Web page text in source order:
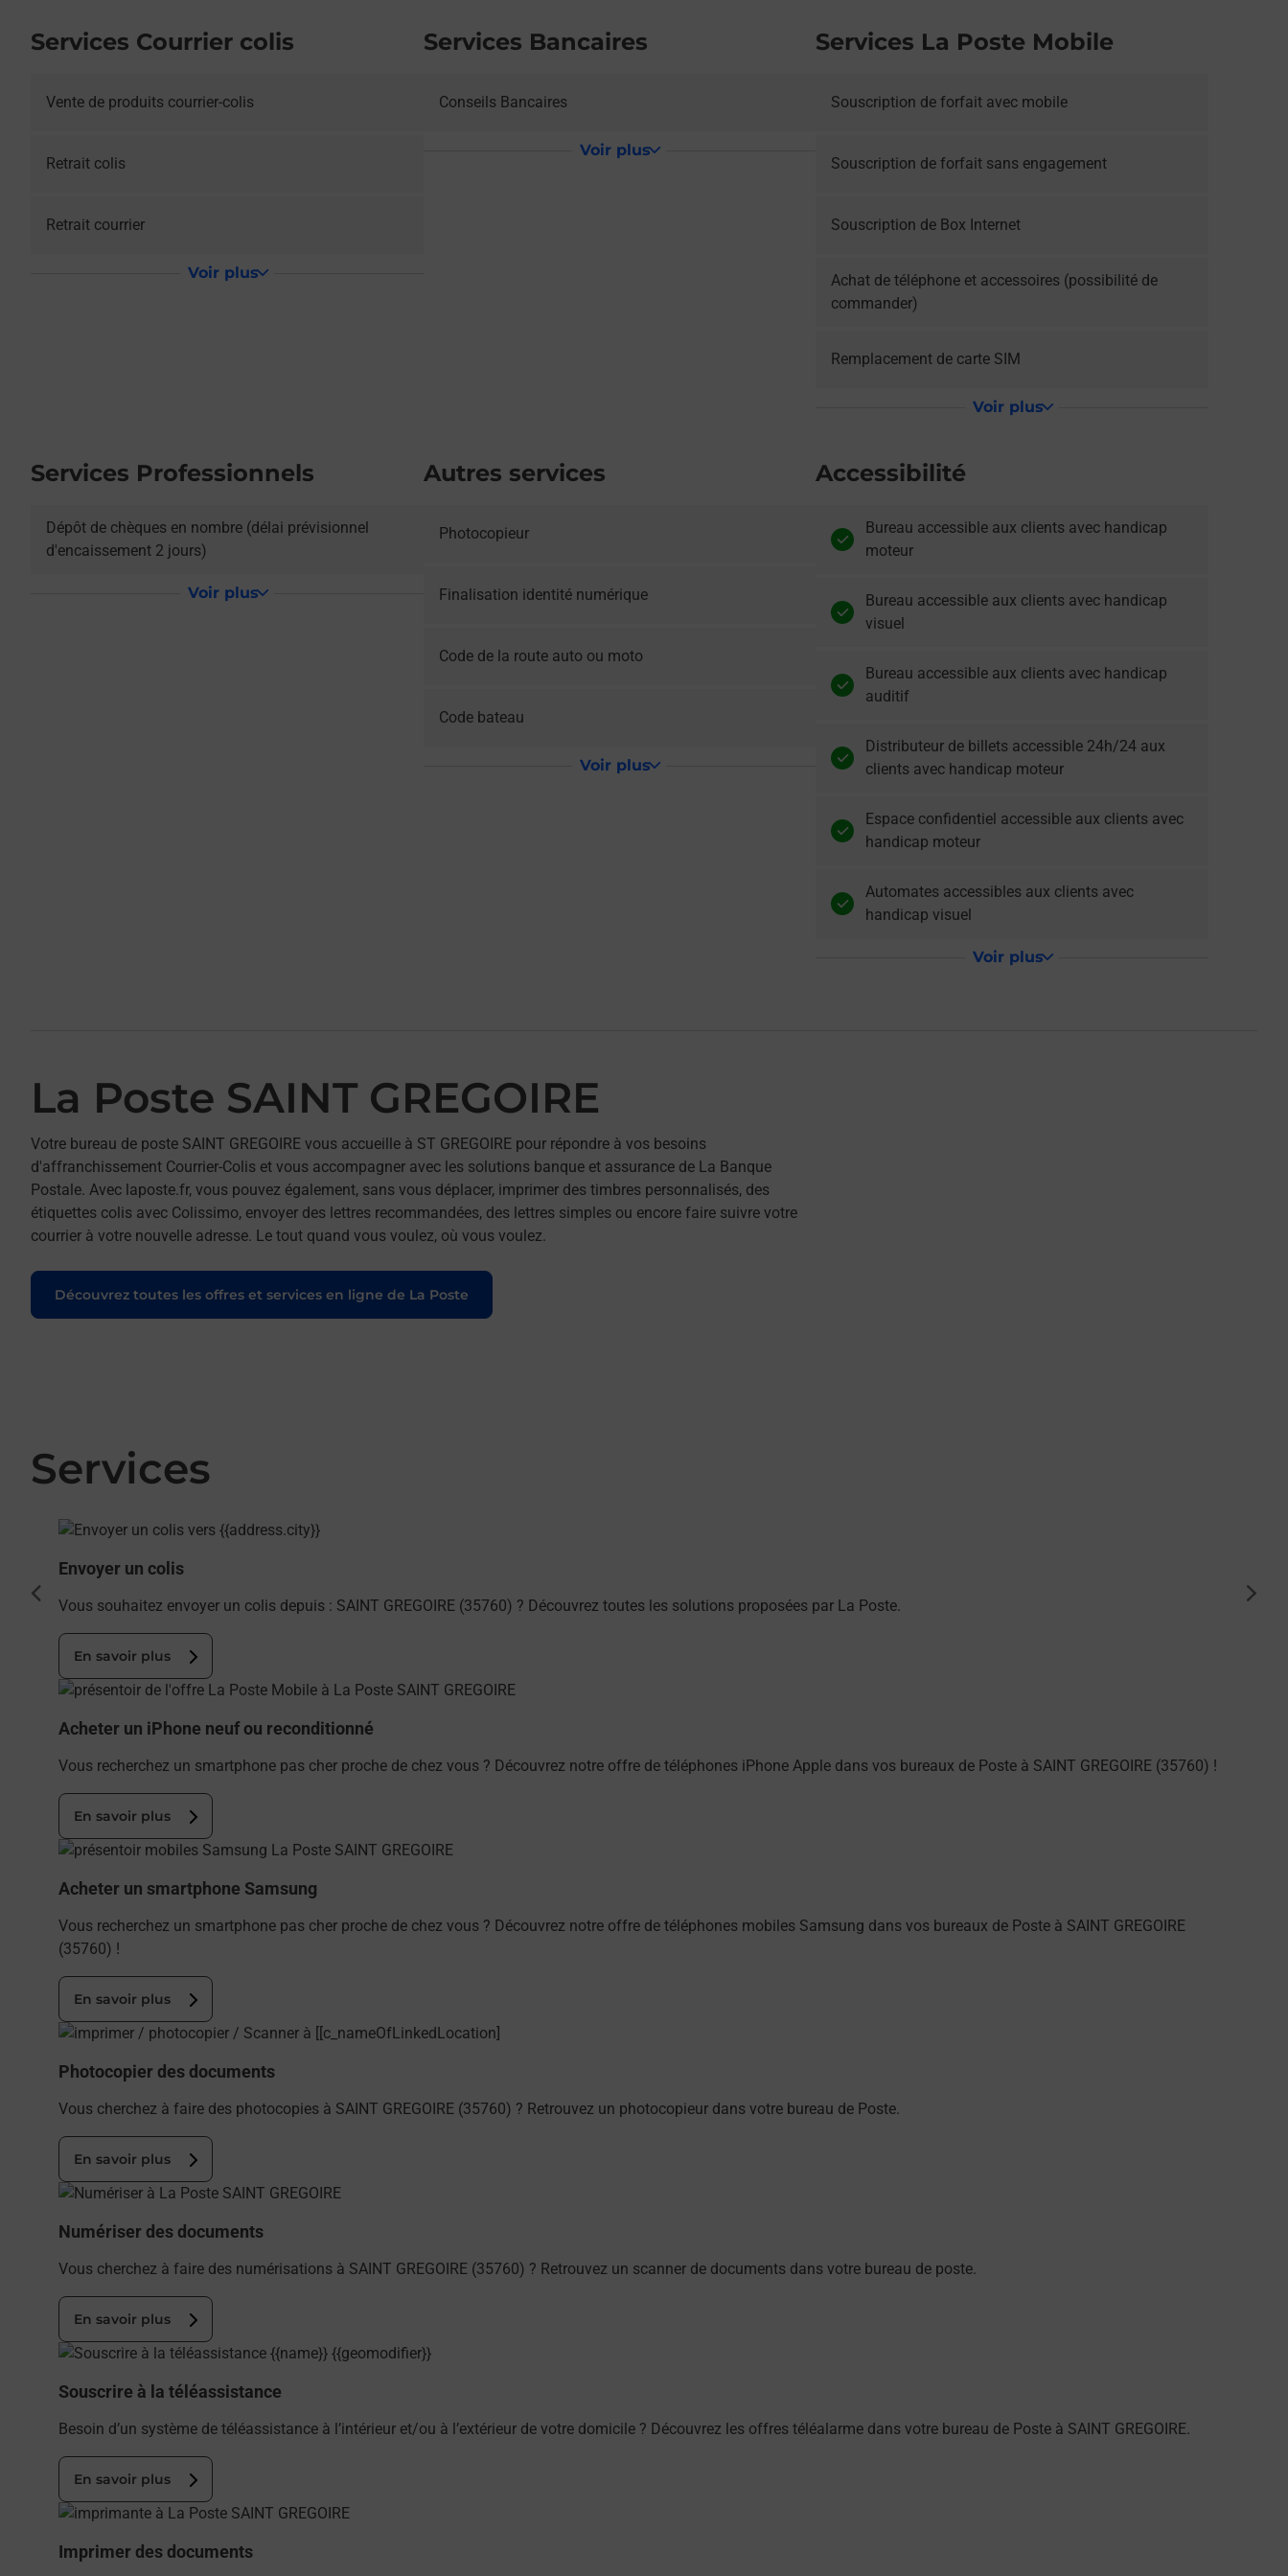
Services Courrier colis
Vente de produits courrier-colis
Retrait colis
Retrait courrier
Voir plus
Services Bancaires
Conseils Bancaires
Voir plus
Services La Poste Mobile
Souscription de forfait avec mobile
Souscription de forfait sans engagement
Souscription de Box Internet
Achat de téléphone et accessoires (possibilité de
commander)
Remplacement de carte SIM
Voir plus
Services Professionnels
Dépôt de chèques en nombre (délai prévisionnel
d'encaissement 2 jours)
Voir plus
Autres services
Photocopieur
Finalisation identité numérique
Code de la route auto ou moto
Code bateau
Voir plus
Accessibilité
Bureau accessible aux clients avec handicap
moteur
Bureau accessible aux clients avec handicap
visuel
Bureau accessible aux clients avec handicap
auditif
Distributeur de billets accessible 24h/24 aux
clients avec handicap moteur
Espace confidentiel accessible aux clients avec
handicap moteur
Automates accessibles aux clients avec
handicap visuel
Voir plus
La Poste SAINT GREGOIRE
Votre bureau de poste SAINT GREGOIRE vous accueille à ST GREGOIRE pour répondre à vos besoins
d'affranchissement Courrier-Colis et vous accompagner avec les solutions banque et assurance de La Banque
Postale. Avec laposte.fr, vous pouvez également, sans vous déplacer, imprimer des timbres personnalisés, des
étiquettes colis avec Colissimo, envoyer des lettres recommandées, des lettres simples ou encore faire suivre votre
courrier à votre nouvelle adresse. Le tout quand vous voulez, où vous voulez.
Découvrez toutes les offres et services en ligne de La Poste
Services
En savoir plus
Envoyer un colis
Vous souhaitez envoyer un colis depuis : SAINT GREGOIRE (35760) ? Découvrez toutes les solutions proposées par La Poste.
En savoir plus
En savoir plus
Acheter un iPhone neuf ou reconditionné
Vous recherchez un smartphone pas cher proche de chez vous ? Découvrez notre offre de téléphones iPhone Apple dans vos bureaux de Poste à SAINT GREGOIRE (35760) !
En savoir plus
En savoir plus
Acheter un smartphone Samsung
Vous recherchez un smartphone pas cher proche de chez vous ? Découvrez notre offre de téléphones mobiles Samsung dans vos bureaux de Poste à SAINT GREGOIRE
(35760) !
En savoir plus
En savoir plus
Photocopier des documents
Vous cherchez à faire des photocopies à SAINT GREGOIRE (35760) ? Retrouvez un photocopieur dans votre bureau de Poste.
En savoir plus
En savoir plus
Numériser des documents
Vous cherchez à faire des numérisations à SAINT GREGOIRE (35760) ? Retrouvez un scanner de documents dans votre bureau de poste.
En savoir plus
En savoir plus
Souscrire à la téléassistance
Besoin d’un système de téléassistance à l’intérieur et/ou à l’extérieur de votre domicile ? Découvrez les offres téléalarme dans votre bureau de Poste à SAINT GREGOIRE.
En savoir plus
En savoir plus
Imprimer des documents